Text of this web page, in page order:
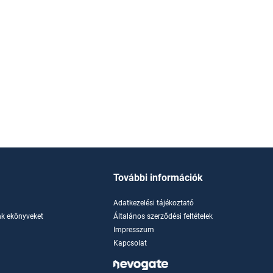
ekönyveket
További információk
Adatkezelési tájékoztató
Általános szerződési feltételek
Impresszum
Kapcsolat